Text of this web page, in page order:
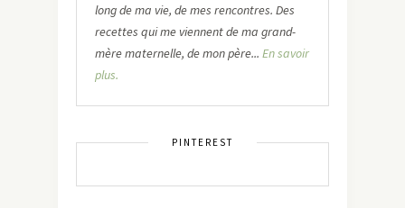
long de ma vie, de mes rencontres. Des
recettes qui me viennent de ma grand-
mère maternelle, de mon père... En savoir
plus.
PINTEREST